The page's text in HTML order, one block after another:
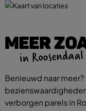
MEER
in Roosendaal
Benieuwd naar
verborgen parels in